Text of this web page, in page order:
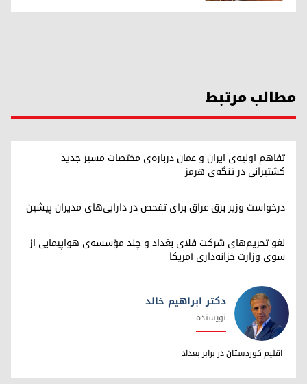
مطالب مرتبط
تفاهم اولیه‌ی ایران و عمان درباره‌ی مختصات مسیر جدید
کشتیرانی در تنگه‌ی هرمز
درخواست وزیر برق عراق برای تفحص در دارایی‌های مدیران پیشین
لغو تحریم‌های شرکت فلای بغداد و چند مؤسسه‌ی هواپیمایی از
سوی وزارت خزانه‌داری آمریکا
دکتر ابراهیم خالد
دکتر ابراهیم خالد
نویسنده
اقلیم کوردستان در برابر بغداد